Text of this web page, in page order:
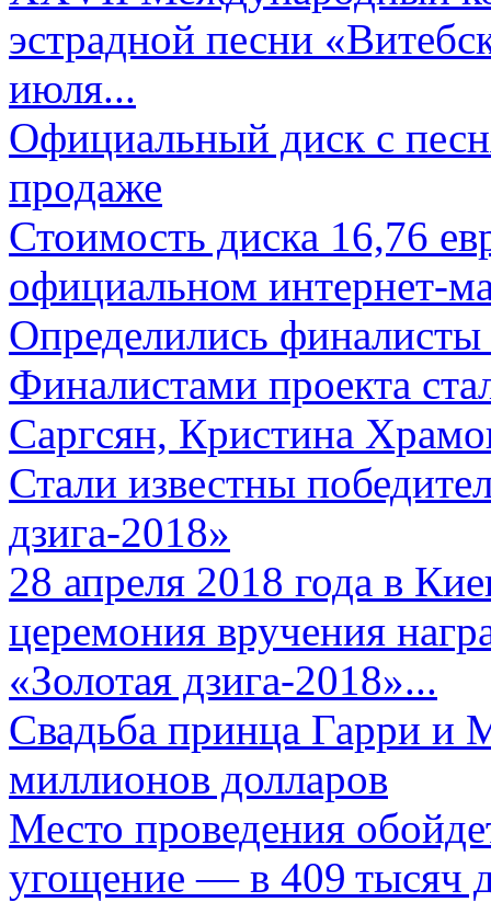
эстрадной песни
июля...
Официальный диск с
продаже
Стоимость диска 16,76
официальном интернет-
Определились
Финалистами проекта
Саргсян, Кристина
Стали известны
дзига-2018»
28 апреля 2018 года в
церемония вручения
«Золотая дзига-2018»...
Свадьба принца Гарри и
миллионов долларов
Место проведения
угощение — в 409 тысяч